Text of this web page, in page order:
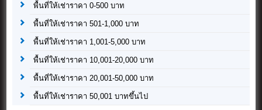
พื้นที่ให้เช่าราคา 0-500 บาท
พื้นที่ให้เช่าราคา 501-1,000 บาท
พื้นที่ให้เช่าราคา 1,001-5,000 บาท
พื้นที่ให้เช่าราคา 10,001-20,000 บาท
พื้นที่ให้เช่าราคา 20,001-50,000 บาท
พื้นที่ให้เช่าราคา 50,001 บาทขึ้นไป